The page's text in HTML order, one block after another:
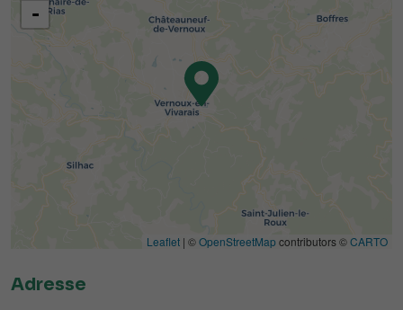
-
Leaflet | ©OpenStreetMap contributors ©CARTO
Adresse